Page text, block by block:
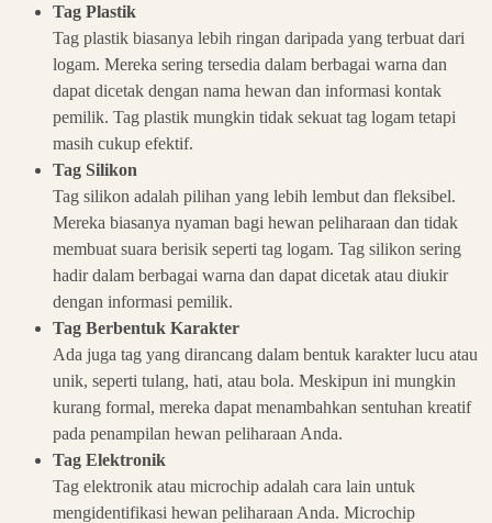
Tag Plastik
Tag plastik biasanya lebih ringan daripada yang terbuat dari
logam. Mereka sering tersedia dalam berbagai warna dan
dapat dicetak dengan nama hewan dan informasi kontak
pemilik. Tag plastik mungkin tidak sekuat tag logam tetapi
masih cukup efektif.
Tag Silikon
Tag silikon adalah pilihan yang lebih lembut dan fleksibel.
Mereka biasanya nyaman bagi hewan peliharaan dan tidak
membuat suara berisik seperti tag logam. Tag silikon sering
hadir dalam berbagai warna dan dapat dicetak atau diukir
dengan informasi pemilik.
Tag Berbentuk Karakter
Ada juga tag yang dirancang dalam bentuk karakter lucu atau
unik, seperti tulang, hati, atau bola. Meskipun ini mungkin
kurang formal, mereka dapat menambahkan sentuhan kreatif
pada penampilan hewan peliharaan Anda.
Tag Elektronik
Tag elektronik atau microchip adalah cara lain untuk
mengidentifikasi hewan peliharaan Anda. Microchip